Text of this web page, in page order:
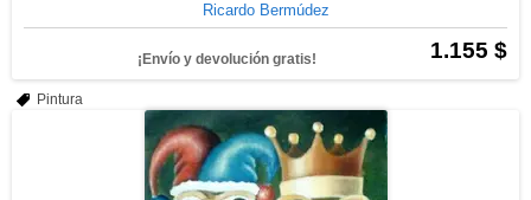
Ricardo Bermúdez
1.155 $
¡Envío y devolución gratis!
Pintura